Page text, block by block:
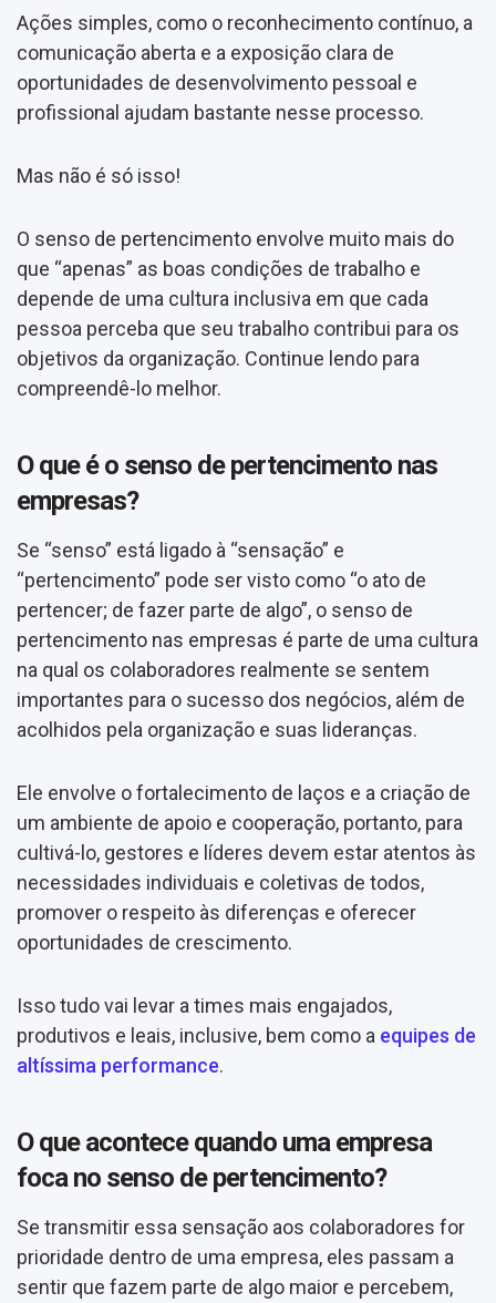
Ações simples, como o reconhecimento contínuo, a
comunicação aberta e a exposição clara de
oportunidades de desenvolvimento pessoal e
profissional ajudam bastante nesse processo.
Mas não é só isso!
O senso de pertencimento envolve muito mais do
que “apenas” as boas condições de trabalho e
depende de uma cultura inclusiva em que cada
pessoa perceba que seu trabalho contribui para os
objetivos da organização. Continue lendo para
compreendê-lo melhor.
O que é o senso de pertencimento nas
empresas?
Se “senso” está ligado à “sensação” e
“pertencimento” pode ser visto como “o ato de
pertencer; de fazer parte de algo”, o senso de
pertencimento nas empresas é parte de uma cultura
na qual os colaboradores realmente se sentem
importantes para o sucesso dos negócios, além de
acolhidos pela organização e suas lideranças.
Ele envolve o fortalecimento de laços e a criação de
um ambiente de apoio e cooperação, portanto, para
cultivá-lo, gestores e líderes devem estar atentos às
necessidades individuais e coletivas de todos,
promover o respeito às diferenças e oferecer
oportunidades de crescimento.
Isso tudo vai levar a times mais engajados,
produtivos e leais, inclusive, bem como a equipes de
altíssima performance.
O que acontece quando uma empresa
foca no senso de pertencimento?
Se transmitir essa sensação aos colaboradores for
prioridade dentro de uma empresa, eles passam a
sentir que fazem parte de algo maior e percebem,